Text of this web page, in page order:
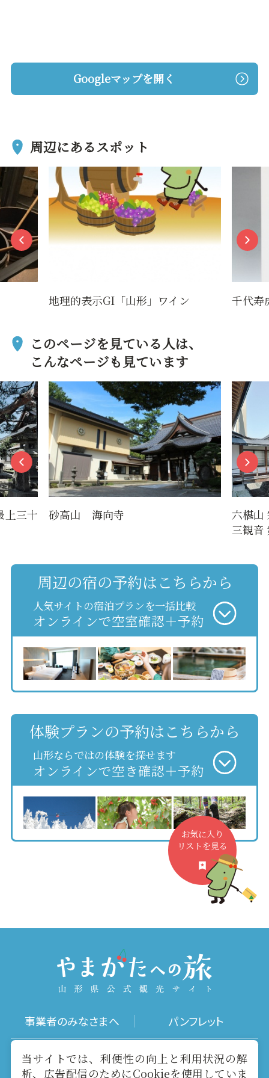
Googleマップを開く
周辺にあるスポット
地理的表示GI「山形」ワイン 千代寿
このページを見ている人は、
こんなページも見ています
上三十 砂高山 海向寺
六椹山
三観音
周辺の宿の予約はこちらから
人気サイトの宿泊プランを一括比較
オンラインで空室確認＋予約
体験プランの予約はこちらから
山形ならではの体験を探せます
オンラインで空き確認＋予約
お気に入り
リストを見る
事業者のみなさまへ パンフレット
写真ダウンロード 動画ギャラリー
当サイトでは、利便性の向上と利用状況の解
析、広告配信のためにCookieを使用していま